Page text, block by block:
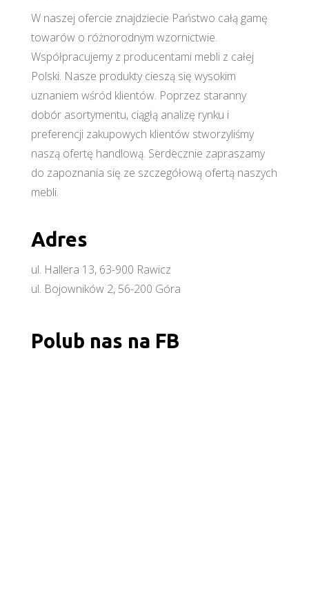
W naszej ofercie znajdziecie Państwo całą gamę
towarów o różnorodnym wzornictwie.
Współpracujemy z producentami mebli z całej
Polski. Nasze produkty cieszą się wysokim
uznaniem wśród klientów. Poprzez staranny
dobór asortymentu, ciągłą analizę rynku i
preferencji zakupowych klientów stworzyliśmy
naszą ofertę handlową. Serdecznie zapraszamy
do zapoznania się ze szczegółową ofertą naszych
mebli.
Adres
ul. Hallera 13, 63-900 Rawicz
ul. Bojowników 2, 56-200 Góra
Polub nas na FB